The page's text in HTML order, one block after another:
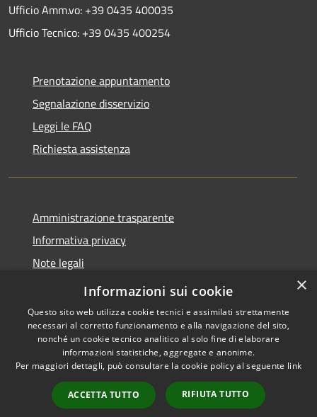
Ufficio Amm.vo: +39 0435 400035
Ufficio Tecnico: +39 0435 400254
Prenotazione appuntamento
Segnalazione disservizio
Leggi le FAQ
Richiesta assistenza
Amministrazione trasparente
Informativa privacy
Note legali
Dichiarazione di accessibilità
Accessibilità
Copyright © 2026 • Comune di
Auronzo di Cadore • Powered
byMunicipium
Accesso
redazione
×
Informazioni sui cookie
Questo sito web utilizza cookie tecnici e assimilati strettamente
necessari al corretto funzionamento e alla navigazione del sito,
nonché un cookie tecnico analitico al solo fine di elaborare
informazioni statistiche, aggregate e anonime.
Per maggiori dettagli, può consultare la cookie policy al seguente link
ACCETTA TUTTO RIFIUTA TUTTO